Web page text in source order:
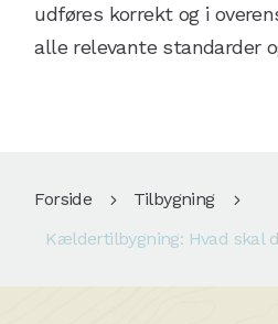
udføres korrekt og i
alle relevante standarder
Forside 5 Tilbygning 5
Kældertilbygning: Hvad skal